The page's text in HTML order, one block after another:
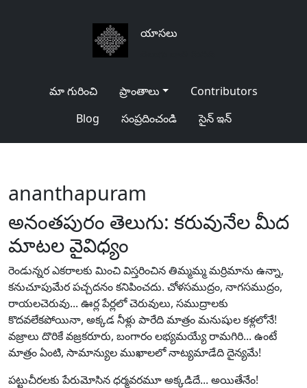
యాసలు
మా గురించి ప్రాంతాలు
Contributors
Blog
సంప్రదించండి సైన్ ఇన్
ananthapuram
అనంతపురం తెలుగు: కరువునేల మీద
మాటల వైవిధ్యం
రెండున్నర ఎకరాలకు మించి విస్తరించిన తిమ్మమ్మ మర్రిమాను ఉన్నా,
కనుచూపుమేర పచ్చదనం కనిపించదు. చోళసముద్రం, నాగసముద్రం,
రాయలచెరువు... ఊర్ల పేర్లలో చెరువులు, సముద్రాలకు
కొదవలేకపోయినా, అక్కడ నీళ్లు పారేది మాత్రం మనుషుల కళ్లలోనే!
వజ్రాలు దొరికే వజ్రకరూరు, బంగారం లభ్యమయ్యే రామగిరి... ఉంటే
మాత్రం ఏంటి, సామాన్యుల ముఖాలలో నాట్యమాడేది దైన్యమే!
పట్టుచీరలకు పేరుమోసిన ధర్మవరమూ అక్కడిదే... అయితేనేం!